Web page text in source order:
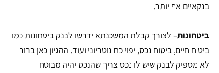
בנקאיים אף יותר.
ביטחונות– לצורך קבלת המשכנתא ידרשו לבנק ביטחונות כמו
ביטוח חיים, ביטוח נכס, יפוי כח נוטריוני ועוד. ההגיון כאן ברור –
לא מספיק לבנק שיש לו נכס צריך שהנכס יהיה מבוטח